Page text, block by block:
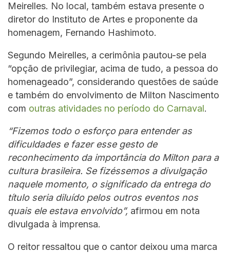
Meirelles. No local, também estava presente o
diretor do Instituto de Artes e proponente da
homenagem, Fernando Hashimoto.
Segundo Meirelles, a cerimônia pautou-se pela
“opção de privilegiar, acima de tudo, a pessoa do
homenageado”, considerando questões de saúde
e também do envolvimento de Milton Nascimento
com outras atividades no período do Carnaval.
“Fizemos todo o esforço para entender as
dificuldades e fazer esse gesto de
reconhecimento da importância do Milton para a
cultura brasileira. Se fizéssemos a divulgação
naquele momento, o significado da entrega do
título seria diluído pelos outros eventos nos
quais ele estava envolvido”, afirmou em nota
divulgada à imprensa.
O reitor ressaltou que o cantor deixou uma marca